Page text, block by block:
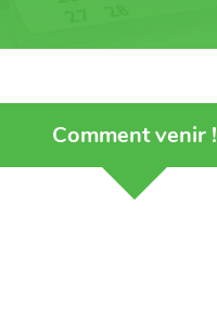
Comment venir !